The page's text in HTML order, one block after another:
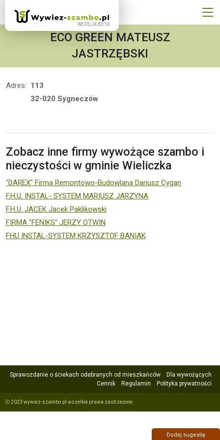
ECO GREEN MATEUSZ
JASTRZĘBSKI
Adres: 113
32-020 Sygneczów
Zobacz inne firmy wywożące szambo i
nieczystości w gminie Wieliczka
"DAREX" Firma Remontowo-Budowlana Dariusz Cygan
F.H.U. INSTAL- SYSTEM MARIUSZ JARZYNA
F.H.U. JACEK Jacek Paklikowski
FIRMA "FENIKS" JERZY OTWIN
FHU INSTAL-SYSTEM KRZYSZTOF BANIAK
Sprawozdanie o ściekach odebranych od mieszkańców
Dla wywożących
Cennik
Regulamin Polityka prywatności
ⓒ 2023 wywiez-szambo.pl wszelkie prawa zastrzeżone
Dodaj sugestię